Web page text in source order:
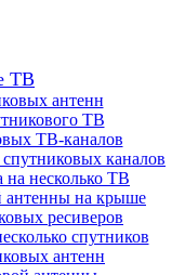
ТВ
антенн
ТВ
ТВ-каналов
каналов
на несколько ТВ
антенны на крыше
ресиверов
спутников
антенн